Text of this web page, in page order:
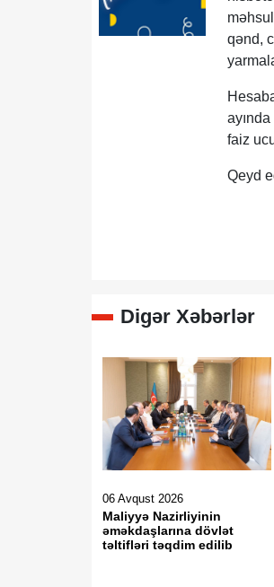
qənd,
faiz
Qeyd
Digər Xəbərlər
06 Avqust 2026
Maliyyə Nazirliyinin
əməkdaşlarına dövlət
təltifləri təqdim edilib